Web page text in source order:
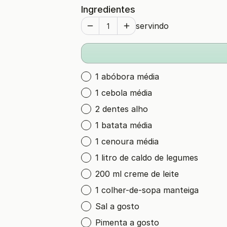
Ingredientes
servindo
1 abóbora média
1 cebola média
2 dentes alho
1 batata média
1 cenoura média
1 litro de caldo de legumes
200 ml creme de leite
1 colher-de-sopa manteiga
Sal a gosto
Pimenta a gosto